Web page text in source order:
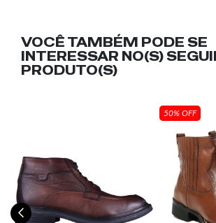
VOCÊ TAMBÉM PODE SE
INTERESSAR NO(S)
PRODUTO(S)
50% OFF